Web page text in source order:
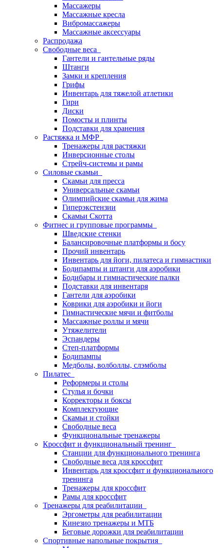
Массажеры
Массажные кресла
Вибромассажеры
Массажные аксессуары
Распродажа
Свободные веса
Гантели и гантельные ряды
Штанги
Замки и крепления
Грифы
Инвентарь для тяжелой атлетики
Гири
Диски
Помосты и плинты
Подставки для хранения
Растяжка и МФР
Тренажеры для растяжки
Инверсионные столы
Стрейч-системы и рамы
Силовые скамьи
Скамьи для пресса
Универсальные скамьи
Олимпийские скамьи для жима
Гиперэкстензии
Скамьи Скотта
Фитнес и групповые программы
Шведские стенки
Балансировочные платформы и босу
Прочий инвентарь
Инвентарь для йоги, пилатеса и гимнастики
Бодипампы и штанги для аэробики
Бодибары и гимнастические палки
Подставки для инвентаря
Гантели для аэробики
Коврики для аэробики и йоги
Гимнастические мячи и фитболы
Массажные роллы и мячи
Утяжелители
Эспандеры
Степ-платформы
Бодипампы
Медболы, волболлы, слэмболы
Пилатес
Реформеры и столы
Стулья и бочки
Корректоры и боксы
Комплектующие
Скамьи и стойки
Свободные веса
Функциональные тренажеры
Кроссфит и функциональный тренинг
Станции для функционального тренинга
Свободные веса для кроссфит
Инвентарь для кроссфит и функционального
тренинга
Тренажеры для кроссфит
Рамы для кроссфит
Тренажеры для реабилитации
Эргометры для реабилитации
Кинезио тренажеры и МТБ
Беговые дорожки для реабилитации
Спортивные напольные покрытия